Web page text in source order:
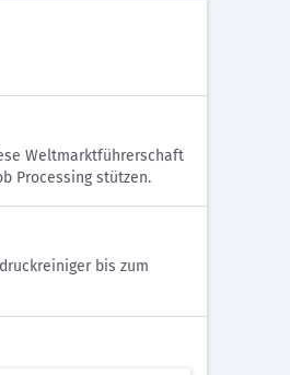
Weltmarktführerschaft
Processing stützen.
bis zum